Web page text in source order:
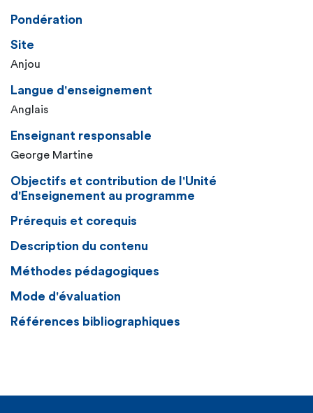
Pondération
Site
Anjou
Langue d'enseignement
Anglais
Enseignant responsable
George Martine
Objectifs et contribution de l'Unité
d'Enseignement au programme
Prérequis et corequis
Description du contenu
Méthodes pédagogiques
Mode d'évaluation
Références bibliographiques